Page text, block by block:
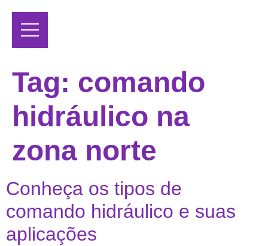
Tag: comando
hidráulico na
zona norte
Conheça os tipos de
comando hidráulico e suas
aplicações